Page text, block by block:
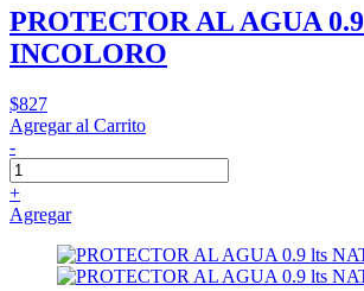
PROTECTOR AL AGUA
INCOLORO
$827
Agregar al Carrito
-
+
Agregar